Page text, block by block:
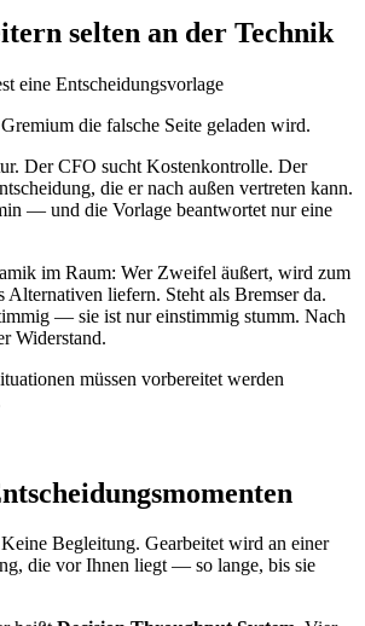
selten an der Technik
die falsche Seite geladen wird.
Der CFO sucht Kostenkontrolle. Der
die er nach außen vertreten kann.
— und die Vorlage beantwortet nur eine
im Raum: Wer Zweifel äußert, wird zum
Alternativen liefern. Steht als Bremser da.
— sie ist nur einstimmig stumm. Nach
Widerstand.
müssen vorbereitet werden
Begleitung. Gearbeitet wird an einer
die vor Ihnen liegt — so lange, bis sie